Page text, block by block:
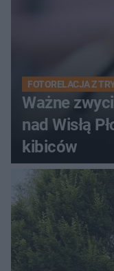
FOTORELACJA Z
Ważne
nad Wisłą
kibiców